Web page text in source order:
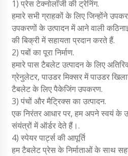
1) प्रेस टेक्नोलॉजी की ट्रेनिंग.
हमारे सभी ग्राहकों के लिए जिन्होंने
उपकरणों के उत्पादन में आने वाली
की बिक्री में सहायता प्रदान करते हैं.
2) पबों का पूरा निर्माण.
हमारे पास टैबलेट उत्पादन के लिए
ग्रेनुलेटर, पाउडर मिक्सर में पाउडर
टैबलेट के लिए पैकेजिंग उपकरण.
3) पंचों और मैट्रिक्स का उत्पादन.
एक निरंतर आधार पर, हम अपने स्वयं के
संयंत्रों में ऑर्डर देते हैं।.
4) स्पेयर पार्ट्स की आपूर्ति
हम टैबलेट प्रेस के निर्माताओं के साथ